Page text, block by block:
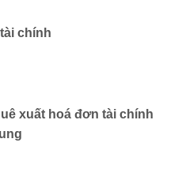
chính
xuất hoá đơn tài chính